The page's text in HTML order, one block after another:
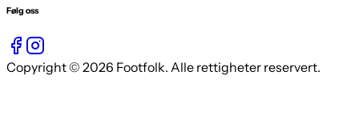
Følg oss
Copyright © 2026 Footfolk. Alle rettigheter reservert.